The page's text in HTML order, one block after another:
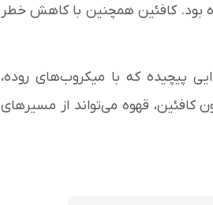
بود. کافئین همچنین با کاهش خطر
پیچیده که با میکروب‌های روده،
کافئین، قهوه می‌تواند از مسیرهای